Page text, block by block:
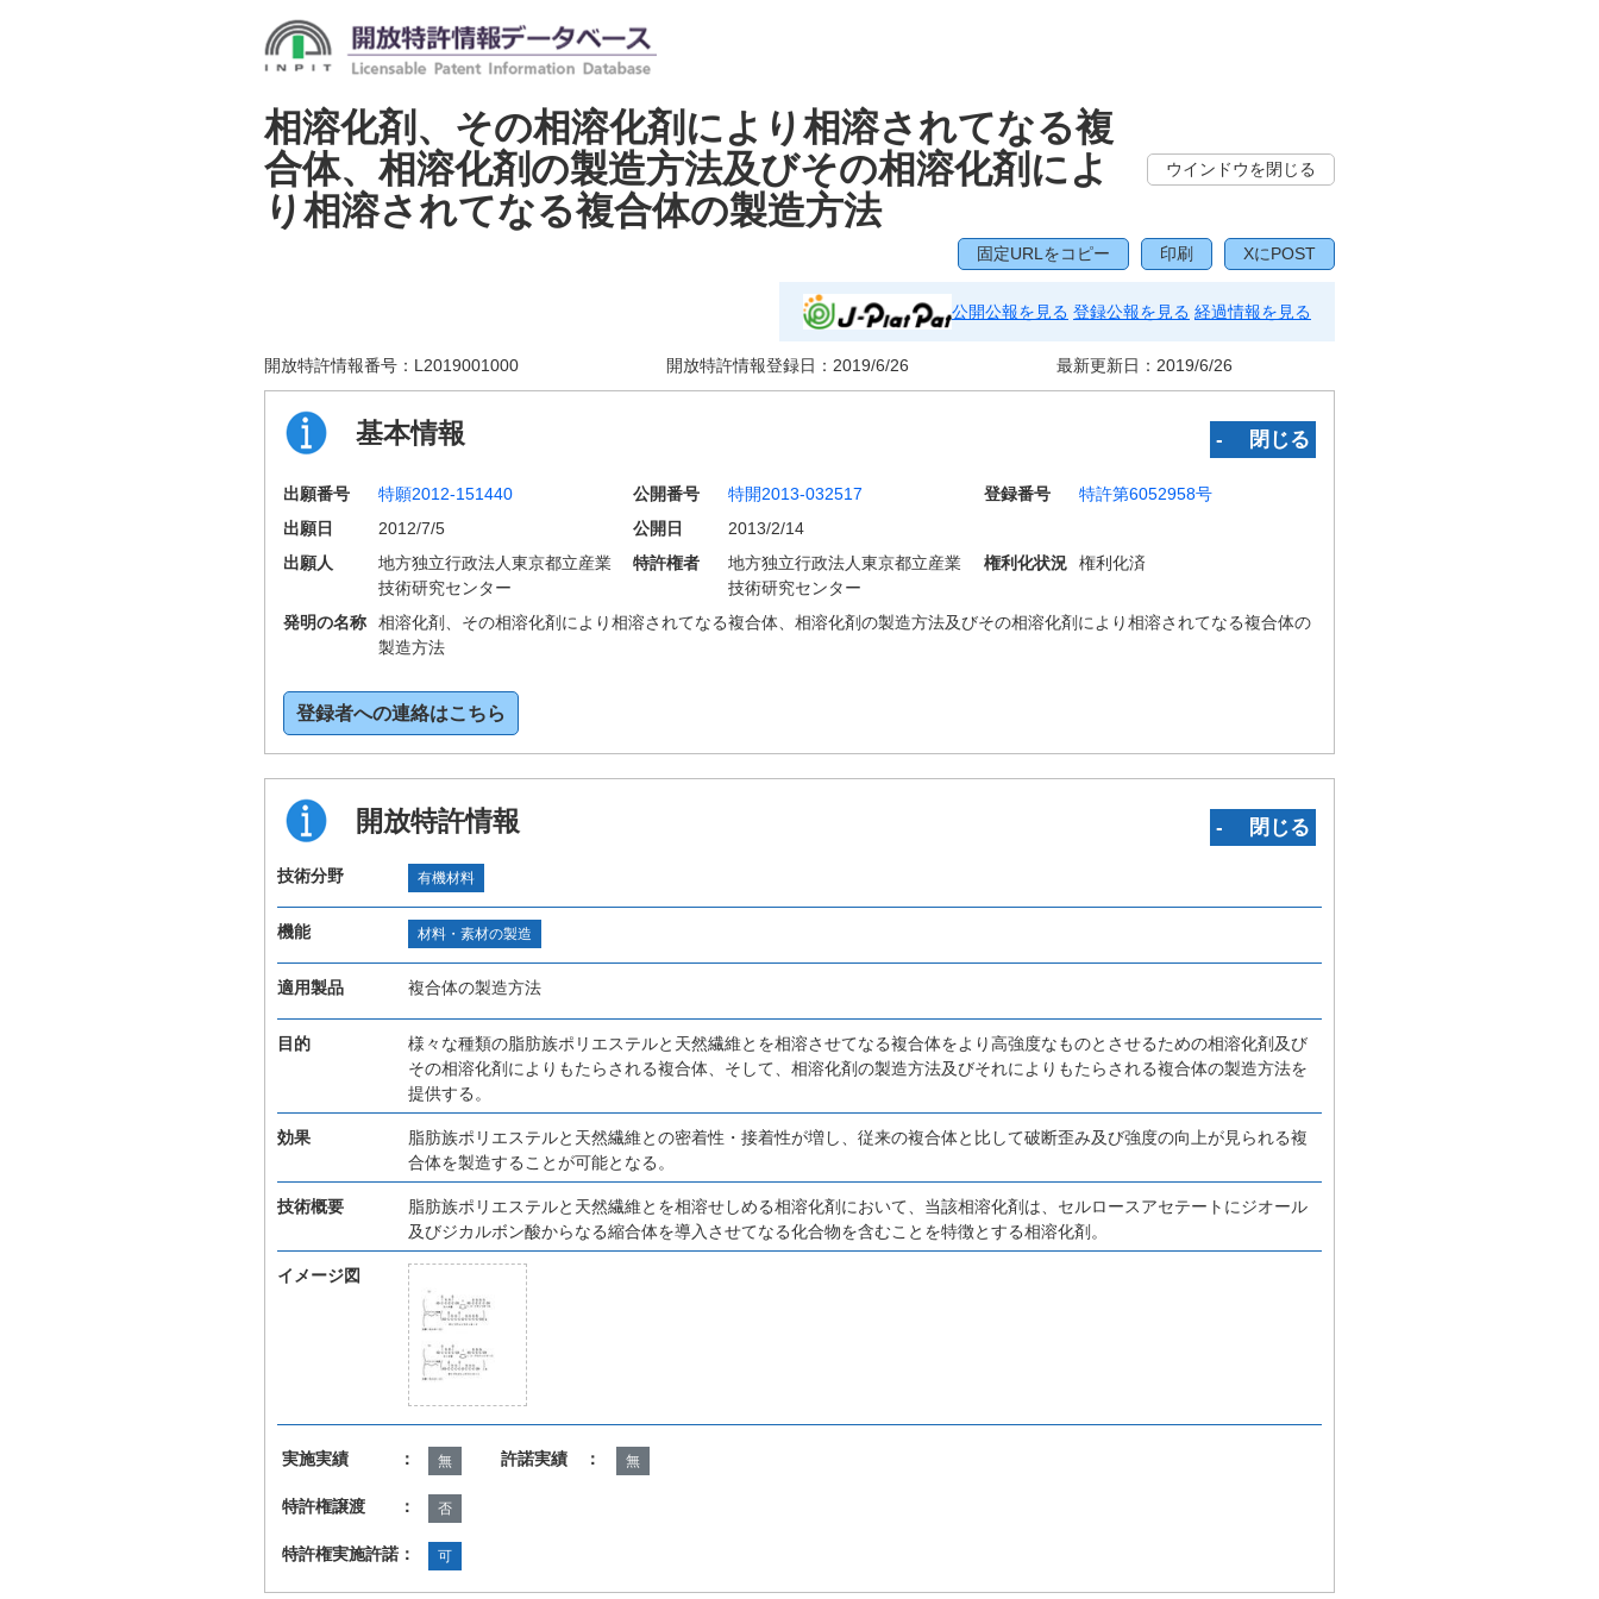
相溶化剤、その相溶化剤により相溶されてなる複
合体、相溶化剤の製造方法及びその相溶化剤によ
り相溶されてなる複合体の製造方法
ウインドウを閉じる
固定URLをコピー 印刷 XにPOST
公開公報を見る 登録公報を見る 経過情報を見る
開放特許情報番号： L2019001000 開放特許情報登録日： 2019/6/26 最新更新日： 2019/6/26
基本情報 ‐ 閉じる
出願番号 特願2012-151440 公開番号 特開2013-032517 登録番号
特許第6052958号
出願日
2012/7/5 公開日
2013/2/14
出願人
地方独立行政法人東京都立産業
技術研究センター
特許権者
地方独立行政法人東京都立産業
技術研究センター
権利化状況 権利化済
発明の名称
相溶化剤、その相溶化剤により相溶されてなる複合体、相溶化剤の製造方法及びその相溶化剤により相溶されてなる複合体の
製造方法
登録者への連絡はこちら
開放特許情報 ‐ 閉じる
技術分野 有機材料
機能 材料・素材の製造
適用製品 複合体の製造方法
目的
様々な種類の脂肪族ポリエステルと天然繊維とを相溶させてなる複合体をより高強度なものとさせるための相溶化剤及び
その相溶化剤によりもたらされる複合体、そして、相溶化剤の製造方法及びそれによりもたらされる複合体の製造方法を
提供する。
効果
脂肪族ポリエステルと天然繊維との密着性・接着性が増し、従来の複合体と比して破断歪み及び強度の向上が見られる複
合体を製造することが可能となる。
技術概要
脂肪族ポリエステルと天然繊維とを相溶せしめる相溶化剤において、当該相溶化剤は、セルロースアセテートにジオール
及びジカルボン酸からなる縮合体を導入させてなる化合物を含むことを特徴とする相溶化剤。
イメージ図
実施実績 ： 無 許諾実績 ： 無
特許権譲渡 ： 否
特許権実施許諾： 可